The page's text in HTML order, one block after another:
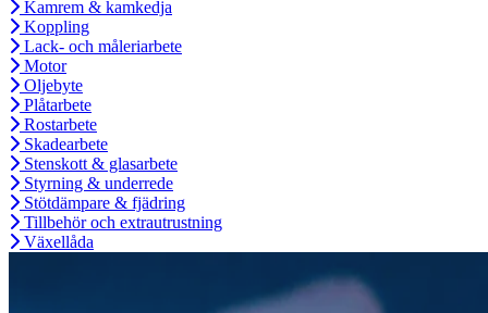
Kamrem & kamkedja
Koppling
Lack- och måleriarbete
Motor
Oljebyte
Plåtarbete
Rostarbete
Skadearbete
Stenskott & glasarbete
Styrning & underrede
Stötdämpare & fjädring
Tillbehör och extrautrustning
Växellåda